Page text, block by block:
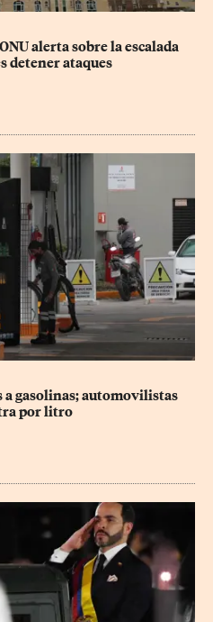
alerta sobre la escalada
detener ataques
a gasolinas; automovilistas
por litro